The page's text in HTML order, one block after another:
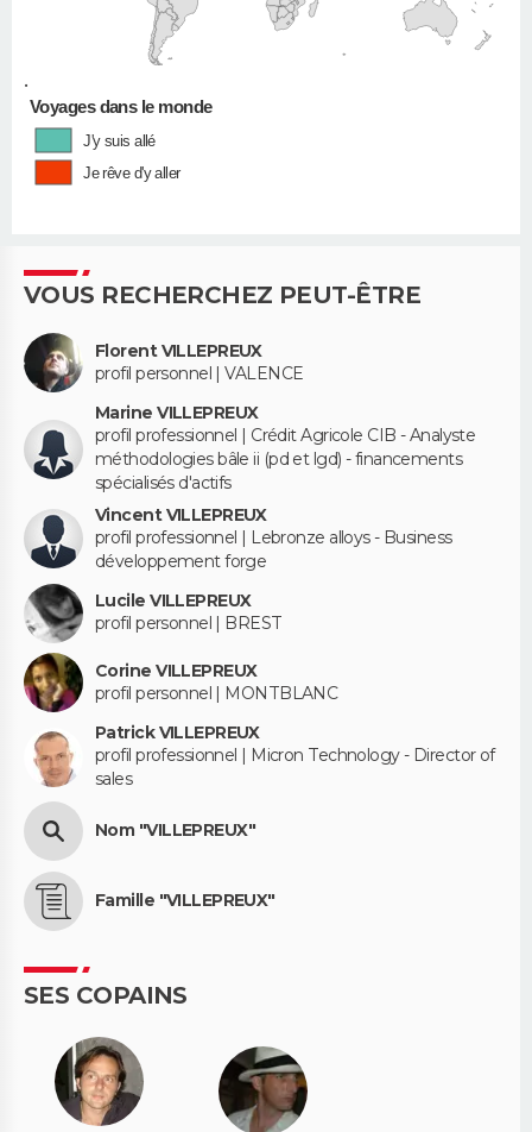
•
Voyages dans le monde
J'y suis allé
Je rêve d'y aller
VOUS RECHERCHEZ PEUT-ÊTRE
Florent VILLEPREUX
profil personnel | VALENCE
Marine VILLEPREUX
profil professionnel | Crédit Agricole CIB - Analyste
méthodologies bâle ii (pd et lgd) - financements
spécialisés d'actifs
Vincent VILLEPREUX
profil professionnel | Lebronze alloys - Business
développement forge
Lucile VILLEPREUX
profil personnel | BREST
Corine VILLEPREUX
profil personnel | MONTBLANC
Patrick VILLEPREUX
profil professionnel | Micron Technology - Director of
sales
Nom "VILLEPREUX"
Famille "VILLEPREUX"
SES COPAINS